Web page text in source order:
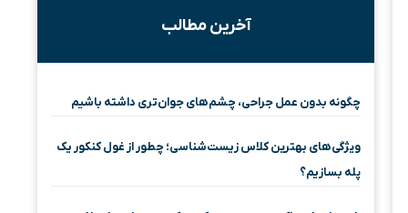
آخرین مطالب
چگونه بدون عمل جراحی، چشم‌های جوان‌تری داشته باشیم
ویژگی‌های بهترین کلاس زیست‌شناسی؛ چطور از غول کنکور یک
پله بسازیم؟